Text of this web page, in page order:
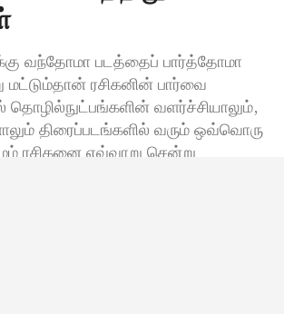
வந்தோமா படத்தைப் பார்த்தோமா
மட்டும்தான் ரசிகனின் பார்வை
வளர்ச்சியாலும்,
திரைப்படங்களில் வரும் ஒவ்வொரு
ரசிகனை எவ்வாறு சென்று